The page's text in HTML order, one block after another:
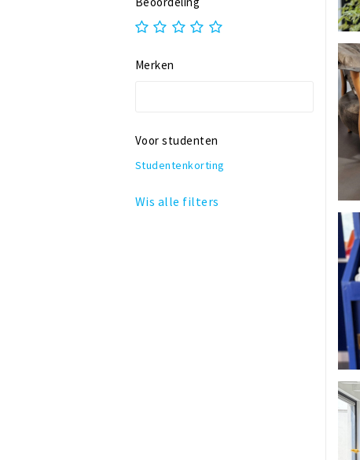
Winkelhof 't Sas
Merken
Voor studenten
Studentenkorting
Wis alle filters